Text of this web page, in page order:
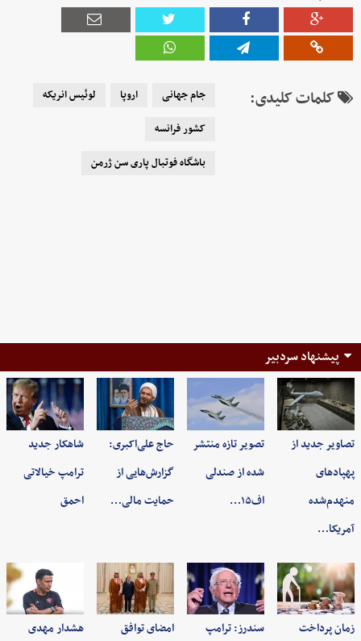
کلمات کلیدی: جام جهانی اروپا
لوئیس انریکه
کشور فرانسه
باشگاه فوتبال پاری سن ژرمن
پیشنهاد سردبیر
تصاویر جدید از
پهپادهای
منهدم‌شده
آمریکا…
تصویر تازه منتشر
شده از صندلی
اف۱۵…
حاج علی‌اکبری:
گزارش‌هایی از
حمایت مالی…
شاهکار جدید
ترامپ خیالاتی
احمق
زمان پرداخت سندرز: ترامپ امضای توافق هشدار مهدی